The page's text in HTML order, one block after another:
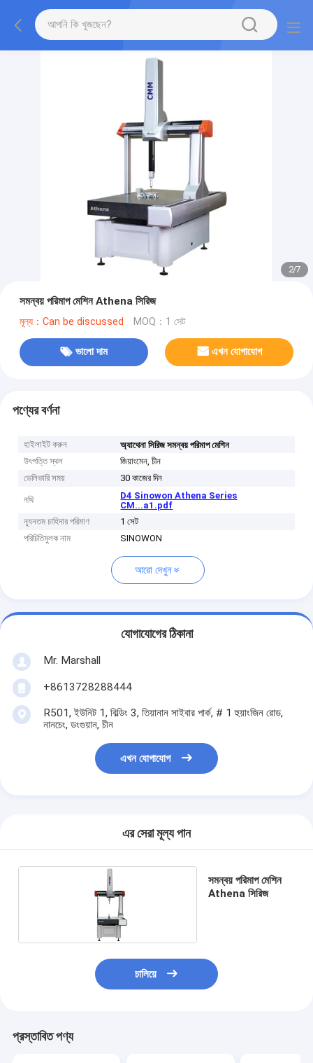
2/7
সমন্বয় পরিমাপ মেশিন Athena সিরিজ
মূল্য：Can be discussed MOQ：1 সেট
ভালো দাম এখন যোগাযোগ
পণ্যের বর্ণনা
হাইলাইট করুন
অ্যাথেনা সিরিজ সমন্বয় পরিমাপ মেশিন
উৎপত্তি স্থল
জিয়াংমেন, চীন
ডেলিভারি সময়
30 কাজের দিন
নথি
D4 Sinowon Athena Series
CM...a1.pdf
ন্যূনতম চাহিদার পরিমাণ
1 সেট
পরিচিতিমুলক নাম
SINOWON
আরো দেখুন
যোগাযোগের ঠিকানা
Mr. Marshall
+8613728288444
R501, ইউনিট 1, বিল্ডিং 3, তিয়ানান সাইবার পার্ক, # 1 হুয়াংজিন রোড,
নানচেং, ডংগুয়ান, চীন
এখন যোগাযোগ
এর সেরা মূল্য পান
সমন্বয় পরিমাপ মেশিন
Athena সিরিজ
চালিয়ে
প্রস্তাবিত পণ্য